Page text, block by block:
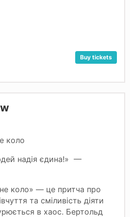
Buy tickets
коло
надія єдина!» —
коло» — це притча про
та сміливість діяти
в хаос. Бертольд